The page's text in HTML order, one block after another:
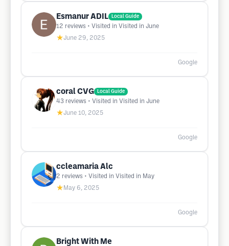
Esmanur ADIL Local Guide
12 reviews • Visited in Visited in June
★June 29, 2025
Google
coral CVG Local Guide
43 reviews • Visited in Visited in June
★June 10, 2025
Google
ccleamaria Alc
2 reviews • Visited in Visited in May
★ May 6, 2025
Google
Bright With Me